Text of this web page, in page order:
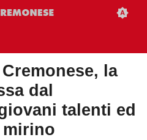
la
dal
talenti ed
mirino